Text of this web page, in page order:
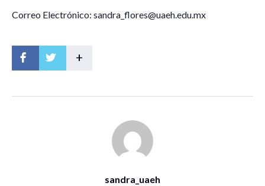
Correo Electrónico: sandra_flores@uaeh.edu.mx
+
sandra_uaeh